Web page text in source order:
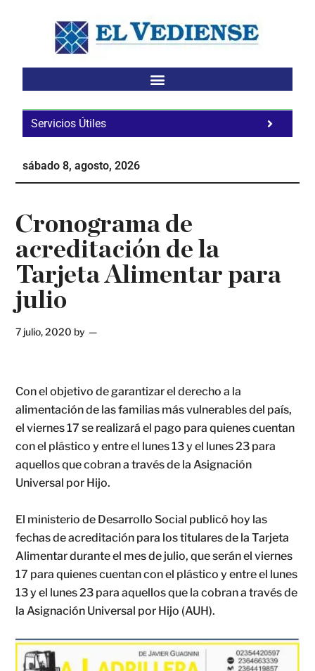
Servicios Útiles
sábado 8, agosto, 2026
Cronograma de
acreditación de la
Tarjeta Alimentar para
julio
7 julio, 2020 by
Con el objetivo de garantizar el derecho a la
alimentación de las familias más vulnerables del país,
el viernes 17 se realizará el pago para quienes cuentan
con el plástico y entre el lunes 13 y el lunes 23 para
aquellos que cobran a través de la Asignación
Universal por Hijo.
El ministerio de Desarrollo Social publicó hoy las
fechas de acreditación para los titulares de la Tarjeta
Alimentar durante el mes de julio, que serán el viernes
17 para quienes cuentan con el plástico y entre el lunes
13 y el lunes 23 para aquellos que la cobran a través de
la Asignación Universal por Hijo (AUH).